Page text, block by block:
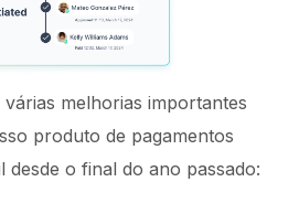
melhorias importantes
produto de pagamentos
desde o final do ano passado: